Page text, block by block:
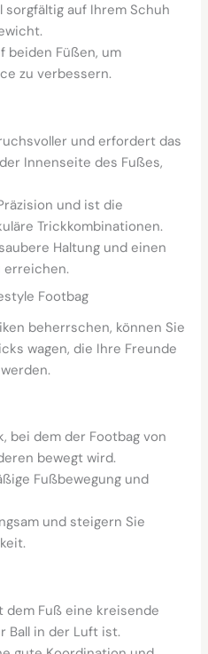
auf Ihrem Schuh
beiden Füßen, um
zu verbessern.
und erfordert das
Innenseite des Fußes,
und ist die
Trickkombinationen.
Haltung und einen
erreichen.
Footbag
beherrschen, können Sie
wagen, die Ihre Freunde
bei dem der Footbag von
bewegt wird.
Fußbewegung und
und steigern Sie
dem Fuß eine kreisende
Ball in der Luft ist.